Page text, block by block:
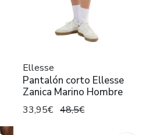
Ellesse
Pantalón corto Ellesse
Zanica Marino Hombre
33,95€ 48,5€